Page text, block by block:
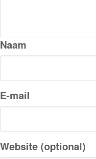
Naam
E-mail
Website (optional)